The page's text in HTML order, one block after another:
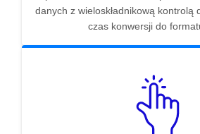
danych z wieloskładnikową kontrolą
czas konwersji do